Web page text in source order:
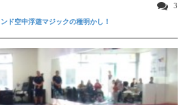
3
ド空中浮遊マジックの種明かし！